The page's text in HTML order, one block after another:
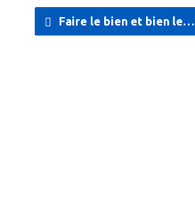
Faire le bien et bien le…